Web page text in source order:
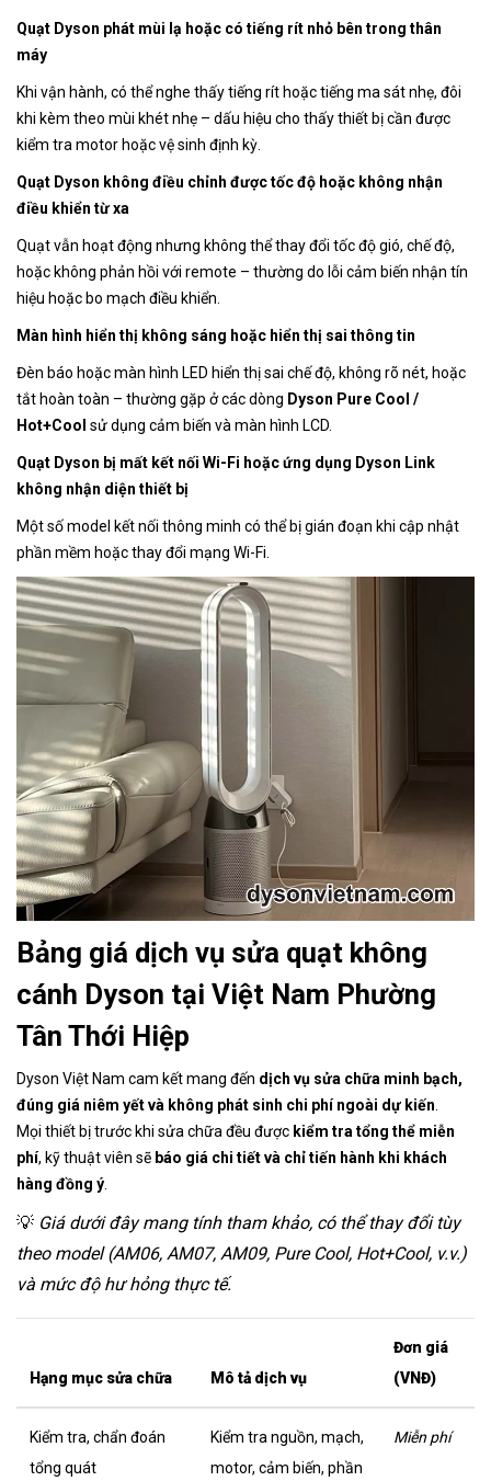
Quạt Dyson phát mùi lạ hoặc có tiếng rít nhỏ bên trong thân
máy
Khi vận hành, có thể nghe thấy tiếng rít hoặc tiếng ma sát nhẹ, đôi
khi kèm theo mùi khét nhẹ – dấu hiệu cho thấy thiết bị cần được
kiểm tra motor hoặc vệ sinh định kỳ.
Quạt Dyson không điều chỉnh được tốc độ hoặc không nhận
điều khiển từ xa
Quạt vẫn hoạt động nhưng không thể thay đổi tốc độ gió, chế độ,
hoặc không phản hồi với remote – thường do lỗi cảm biến nhận tín
hiệu hoặc bo mạch điều khiển.
Màn hình hiển thị không sáng hoặc hiển thị sai thông tin
Đèn báo hoặc màn hình LED hiển thị sai chế độ, không rõ nét, hoặc
tắt hoàn toàn – thường gặp ở các dòng Dyson Pure Cool /
Hot+Cool sử dụng cảm biến và màn hình LCD.
Quạt Dyson bị mất kết nối Wi-Fi hoặc ứng dụng Dyson Link
không nhận diện thiết bị
Một số model kết nối thông minh có thể bị gián đoạn khi cập nhật
phần mềm hoặc thay đổi mạng Wi-Fi.
Bảng giá dịch vụ sửa quạt không
cánh Dyson tại Việt Nam Phường
Tân Thới Hiệp
Dyson Việt Nam cam kết mang đến dịch vụ sửa chữa minh bạch,
đúng giá niêm yết và không phát sinh chi phí ngoài dự kiến
Mọi thiết bị trước khi sửa chữa đều được kiểm tra tổng thể miễn
phí, kỹ thuật viên sẽ báo giá chi tiết và chỉ tiến hành khi khách
hàng đồng ý
💡 Giá dưới đây mang tính tham khảo, có thể thay đổi tùy
theo model (AM06, AM07, AM09, Pure Cool, Hot+Cool, v.v.)
và mức độ hư hỏng thực tế.
Hạng mục sửa chữa Mô tả dịch vụ
Đơn giá
(VNĐ)
Kiểm tra, chẩn đoán
tổng quát
Kiểm tra nguồn, mạch,
motor, cảm biến, phần
Miễn phí